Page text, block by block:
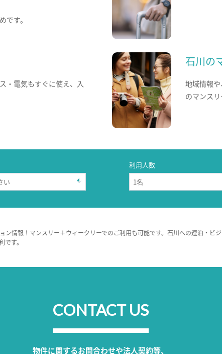
です。
・電気もすぐに使え、入
石川の
地域情報
のマンスリ
利用人数
情報！マンスリー＋ウィークリーでのご利用も可能です。石川への連泊・ビ
す。
CONTACT US
物件に関するお問合わせや法人契約等、